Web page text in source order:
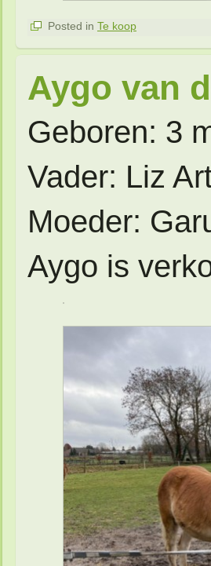
Posted in Te koop
Aygo van
Geboren: 3
Vader: Liz
Moeder:
Aygo is